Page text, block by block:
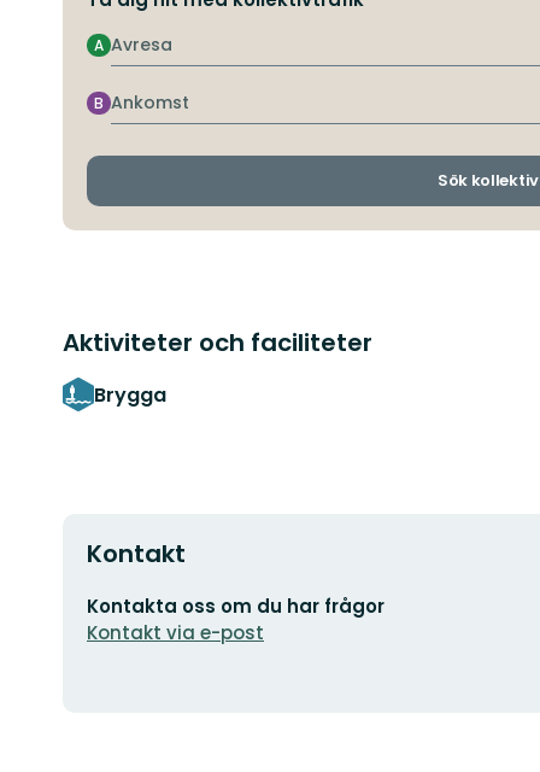
Avresa
A
Ankomst
B
Sök
Aktiviteter och faciliteter
Brygga
Kontakt
E-
postadress
Kontakta oss om du har frågor
Kontakt via e-post